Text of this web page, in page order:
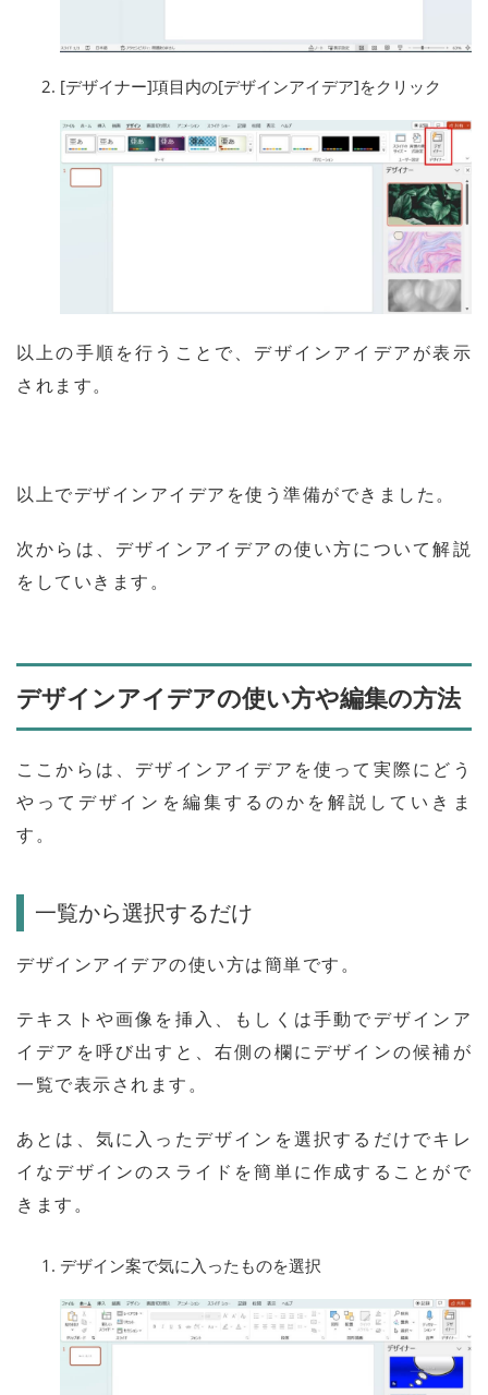
[デザイナー]項目内の[デザインアイデア]をクリック
以上の手順を行うことで、デザインアイデアが表示
されます。
以上でデザインアイデアを使う準備ができました。
次からは、デザインアイデアの使い方について解説
をしていきます。
デザインアイデアの使い方や編集の方法
ここからは、デザインアイデアを使って実際にどう
やってデザインを編集するのかを解説していきま
す。
一覧から選択するだけ
デザインアイデアの使い方は簡単です。
テキストや画像を挿入、もしくは手動でデザインア
イデアを呼び出すと、右側の欄にデザインの候補が
一覧で表示されます。
あとは、気に入ったデザインを選択するだけでキレ
イなデザインのスライドを簡単に作成することがで
きます。
デザイン案で気に入ったものを選択